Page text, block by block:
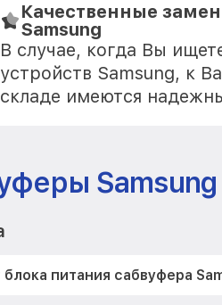
Качественные
Samsung
В случае, когда Вы
устройств Samsung, к
складе имеются
Samsung
питания сабвуфера